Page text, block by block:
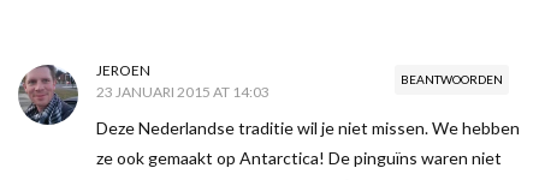
BEANTWOORDEN
JEROEN
23 JANUARI 2015 AT 14:03
Deze Nederlandse traditie wil je niet missen. We hebben
ze ook gemaakt op Antarctica! De pinguïns waren niet